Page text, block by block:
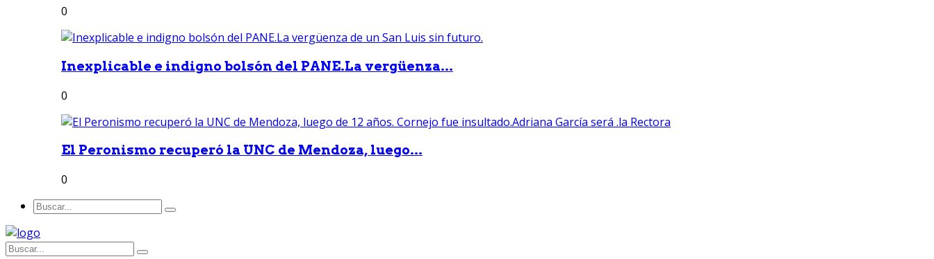
0
Inexplicable e indigno bolsón del PANE.La vergüenza...
0
El Peronismo recuperó la UNC de Mendoza, luego...
0